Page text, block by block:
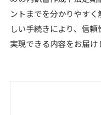
ントまでを分かりやす
しい手続きにより、信
実現できる内容をお届け